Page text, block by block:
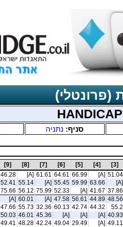
(פרונטלי)
סניף: נתניה
[3]
[4]
[5]
[6]
[7]
[8]
[9]
51.04
[A]
66.99
64.61
61.61
[A]
46.28
[A]
63.66
59.99
55.45
[A]
55.14
52.41
37.86
41.67
[A]
52.33
75.99
56.12
75.66
48.56
44.89
56.61
47.58
[A]
60.01
[A]
55.2
44.32
42.74
60.13
32.36
55.73
47.66
40.93
[A]
[A]
[A]
45.36
46.01
50.03
49.11
[A]
29.49
49.04
42.24
48.28
49.41